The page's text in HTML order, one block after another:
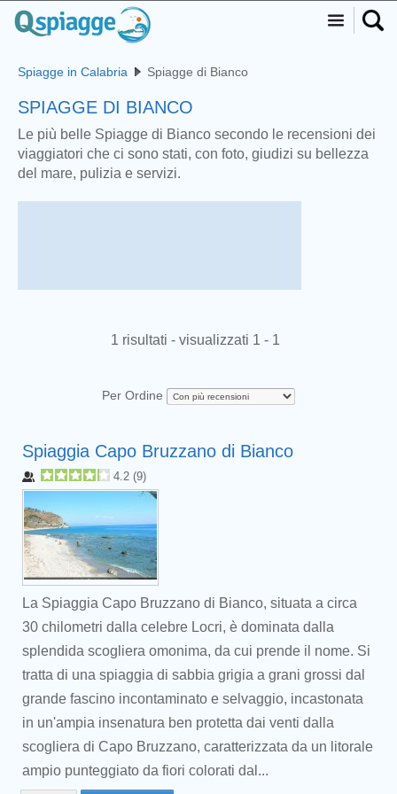
Spiagge in Calabria Spiagge di Bianco
SPIAGGE DI BIANCO
Le più belle Spiagge di Bianco secondo le recensioni dei
viaggiatori che ci sono stati, con foto, giudizi su bellezza
del mare, pulizia e servizi.
1 risultati - visualizzati 1 - 1
Per Ordine
Spiaggia Capo Bruzzano di Bianco
4.2 (9)
La Spiaggia Capo Bruzzano di Bianco, situata a circa
30 chilometri dalla celebre Locri, è dominata dalla
splendida scogliera omonima, da cui prende il nome. Si
tratta di una spiaggia di sabbia grigia a grani grossi dal
grande fascino incontaminato e selvaggio, incastonata
in un'ampia insenatura ben protetta dai venti dalla
scogliera di Capo Bruzzano, caratterizzata da un litorale
ampio punteggiato da fiori colorati dal...